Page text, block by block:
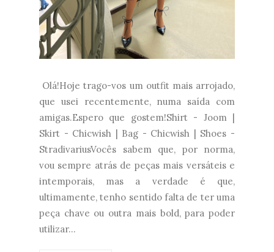
Olá!Hoje trago-vos um outfit mais arrojado,
que usei recentemente, numa saída com
amigas.Espero que gostem!Shirt - Joom |
Skirt - Chicwish | Bag - Chicwish | Shoes -
StradivariusVocês sabem que, por norma,
vou sempre atrás de peças mais versáteis e
intemporais, mas a verdade é que,
ultimamente, tenho sentido falta de ter uma
peça chave ou outra mais bold, para poder
utilizar...